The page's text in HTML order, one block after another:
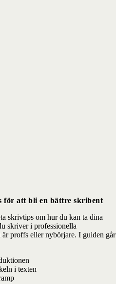
för att bli en bättre skribent
skrivtips om hur du kan ta dina
skriver i professionella
proffs eller nybörjare. I guiden går
i texten